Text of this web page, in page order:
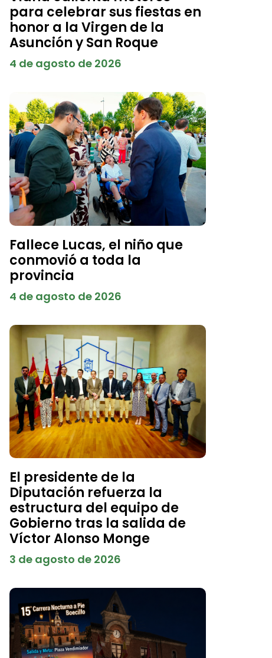
para celebrar sus fiestas en
honor a la Virgen de la
Asunción y San Roque
4 de agosto de 2026
Fallece Lucas, el niño que
conmovió a toda la
provincia
4 de agosto de 2026
El presidente de la
Diputación refuerza la
estructura del equipo de
Gobierno tras la salida de
Víctor Alonso Monge
3 de agosto de 2026